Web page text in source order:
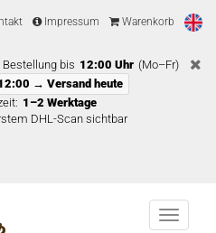
Impressum Warenkorb
Bestellung bis 12:00 Uhr (Mo–Fr)
→ Versand heute
1–2 Werktage
DHL-Scan sichtbar
Menu